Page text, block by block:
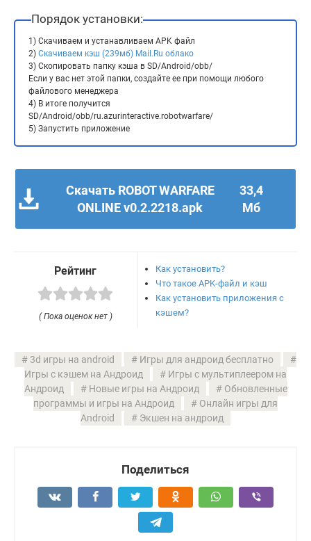
Порядок установки:
1) Скачиваем и устанавливаем APK файл
2) Скачиваем кэш (239мб) Mail.Ru облако
3) Скопировать папку кэша в SD/Android/obb/
Если у вас нет этой папки, создайте ее при помощи любого
файлового менеджера
4) В итоге получится
SD/Android/obb/ru.azurinteractive.robotwarfare/
5) Запустить приложение
Скачать ROBOT WARFARE
ONLINE v0.2.2218.apk
33,4
Мб
Рейтинг
( Пока оценок нет )
Как установить?
Что такое APK-файл и кэш
Как установить приложения с
кэшем?
3d игры на android
Игры для андроид бесплатно
Игры с кэшем на Андроид
Игры с мультиплеером на
Андроид
Новые игры на Андроид
Обновленные
программы и игры на Андроид
Онлайн игры для
Android
Экшен на андроид
Поделиться